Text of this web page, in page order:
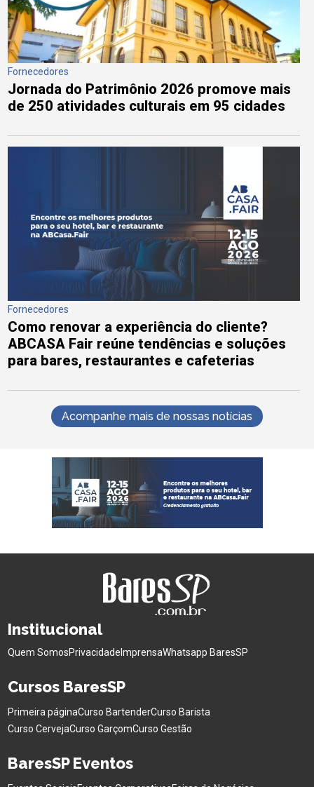
Fornecedores
Jornada do Patrimônio 2026 promove mais
de 250 atividades culturais em 95 cidades
Fornecedores
Como renovar a experiência do cliente?
ABCASA Fair reúne tendências e soluções
para bares, restaurantes e cafeterias
Acompanhe mais de nossas notícias
Institucional
Quem SomosPrivacidade ImprensaWhatsapp BaresSP
Cursos BaresSP
Primeira páginaCurso BartenderCurso Barista
Curso CervejaCurso GarçomCurso Gestão
BaresSP Eventos